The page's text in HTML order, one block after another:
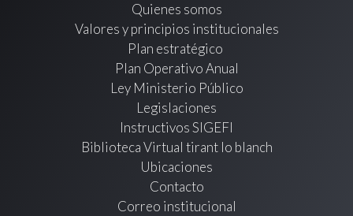
Quienes somos
Valores y principios institucionales
Plan estratégico
Plan Operativo Anual
Ley Ministerio Público
Legislaciones
Instructivos SIGEFI
Biblioteca Virtual tirant lo blanch
Ubicaciones
Contacto
Correo institucional